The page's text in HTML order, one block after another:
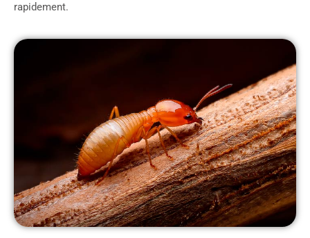
rapidement.